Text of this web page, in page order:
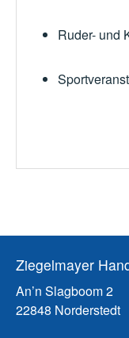
Ruder- und
Ziegelmayer
An’n Slagboom 2
22848 Norderstedt